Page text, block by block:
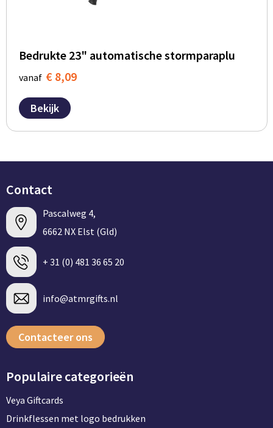
Bedrukte 23" automatische stormparaplu
vanaf € 8,09
Bekijk
Contact
Pascalweg 4,
6662 NX Elst (Gld)
+ 31 (0) 481 36 65 20
info@atmrgifts.nl
Contacteer ons
Populaire categorieën
Veya Giftcards
Drinkflessen met logo bedrukken